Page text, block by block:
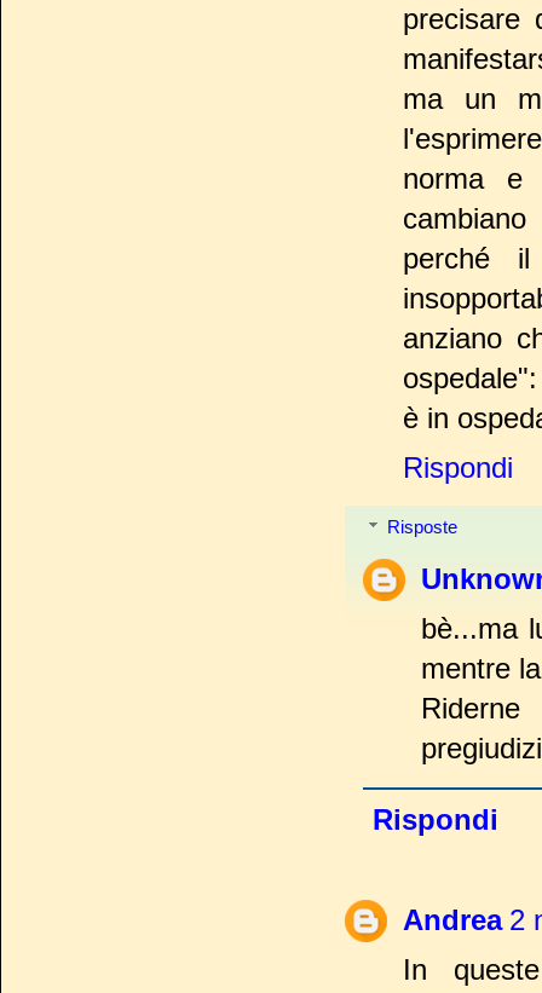
precisare
ma un
norma e
perché
anziano
è in
Rispondi
Risposte
bè...ma
mentre
Rispondi
Andrea 2
In